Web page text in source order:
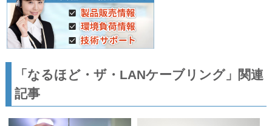
「なるほど・ザ・LANケーブリング」関連
記事